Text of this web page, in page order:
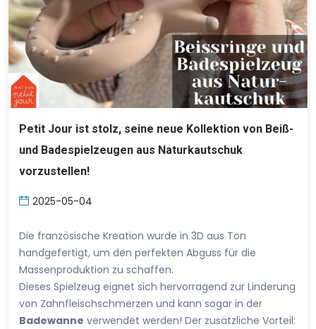
Petit Jour ist stolz, seine neue Kollektion von Beiß-
und Badespielzeugen aus Naturkautschuk
vorzustellen!
2025-05-04
Die französische Kreation wurde in 3D aus Ton
handgefertigt, um den perfekten Abguss für die
Massenproduktion zu schaffen.
Dieses Spielzeug eignet sich hervorragend zur Linderung
von Zahnfleischschmerzen und kann sogar in der
Badewanne verwendet werden! Der zusätzliche Vorteil: